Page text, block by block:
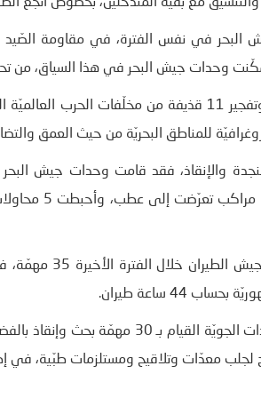
البحر في نفس الفترة، في مقاومة الصّيد
جيش البحر في هذا السياق، من تحويل وجهة سير 10 مراكب
للمناطق البحريّة من حيث العمق
من ناحيته،
44 ساعة طيران.